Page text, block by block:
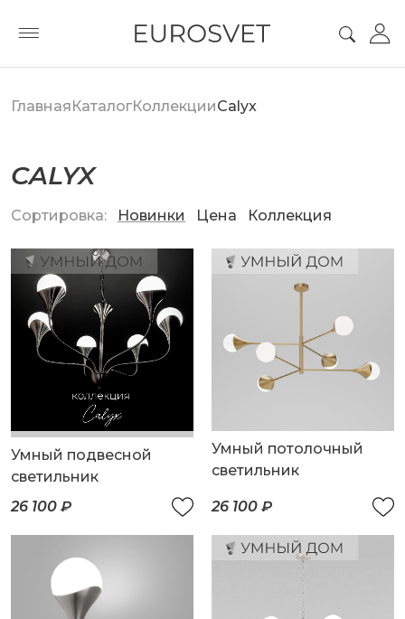
ГлавнаяКаталогКоллекцииCalyx
CALYX
Сортировка: Новинки Цена Коллекция
Умный подвесной
светильник
26 100 ₽
Умный потолочный
светильник
26 100 ₽